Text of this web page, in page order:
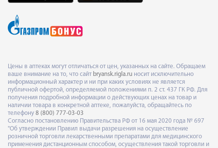
Цены в аптеках могут отличаться от цен, указанных на сайте. Обращаем
ваше внимание на то, что сайт bryansk.rigla.ru носит исключительно
информационный характер и ни при каких условиях не является
публичной офертой, определяемой положениями п. 2 ст. 437 ГК РФ. Для
получения подробной информации о действующих ценах на товар и
наличии товара в конкретной аптеке, пожалуйста, обращайтесь по
телефону 8 (800) 777-03-03
Согласно постановлению Правительства РФ от 16 мая 2020 года № 697
"Об утверждении Правил выдачи разрешения на осуществление
розничной торговли лекарственными препаратами для медицинского
применения дистанционным способом, осуществления такой торговли и